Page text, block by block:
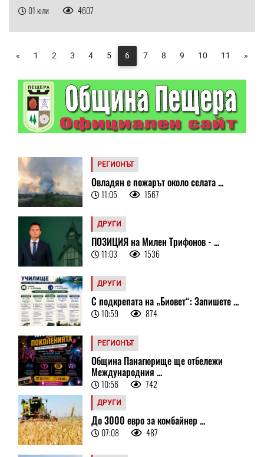
01 юли 4607
« 1 2 3 4 5 6 7 8 9 10 11 »
РЕГИОНЪТ
Овладян е пожарът около селата ...
11:05 1567
ДРУГИ
ПОЗИЦИЯ на Милен Трифонов - ...
11:03 1536
ДРУГИ
С подкрепата на „Биовет“: Запишете ...
10:59 874
РЕГИОНЪТ
Община Панагюрище ще отбележи
Международния ...
10:56 742
ДРУГИ
До 3000 евро за комбайнер ...
07:08 487